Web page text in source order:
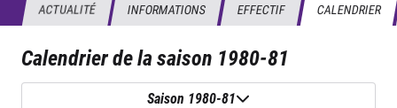
ACTUALITÉ INFORMATIONS EFFECTIF CALENDRIER
Calendrier de la saison 1980-81
Saison 1980-81